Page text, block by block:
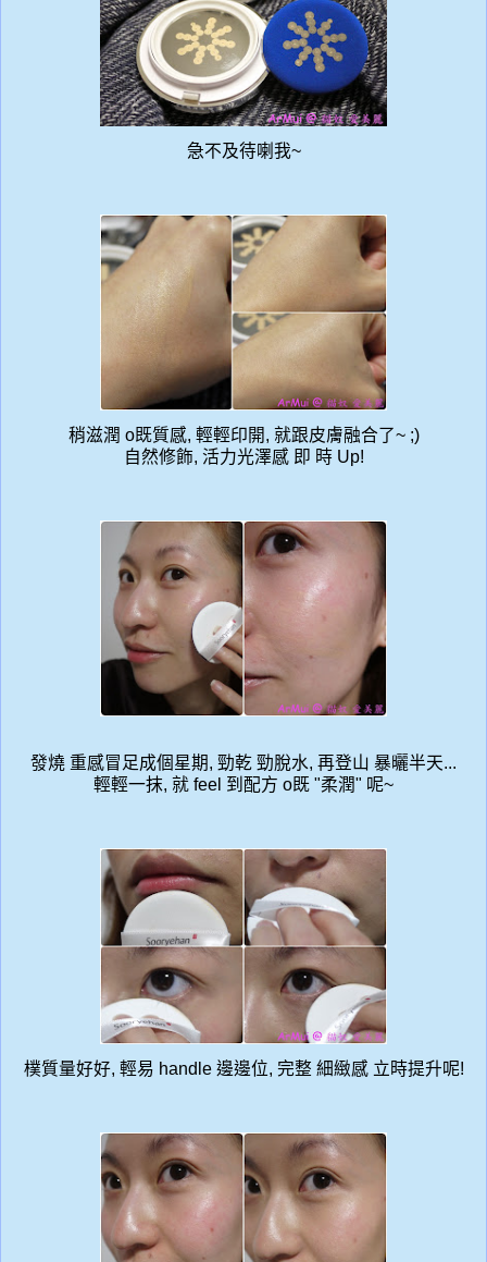
急不及待喇我~
稍滋潤 o既質感, 輕輕印開, 就跟皮膚融合了~ ;)
自然修飾, 活力光澤感 即 時 Up!
發燒 重感冒足成個星期, 勁乾 勁脫水, 再登山 暴曬半天...
輕輕一抹, 就 feel 到配方 o既 "柔潤" 呢~
樸質量好好, 輕易 handle 邊邊位, 完整 細緻感 立時提升呢!